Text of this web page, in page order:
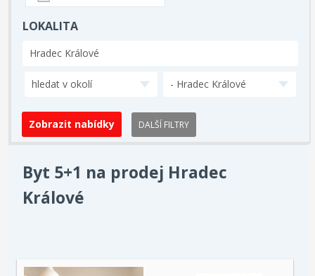
LOKALITA
hledat v okolí - Hradec Králové
DALŠÍ FILTRY
Byt 5+1 na prodej Hradec
Králové